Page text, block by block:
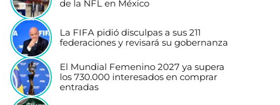
de la NFL en México
La FIFA pidió disculpas a sus 211
federaciones y revisará su gobernanza
El Mundial Femenino 2027 ya supera
los 730.000 interesados en comprar
entradas